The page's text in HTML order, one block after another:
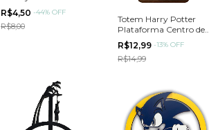
R$4,50 -44% OFF
R$8,00
Totem Harry Potter
Plataforma Centro de
mesa Harry Potter
R$12,99 -13% OFF
R$14,99